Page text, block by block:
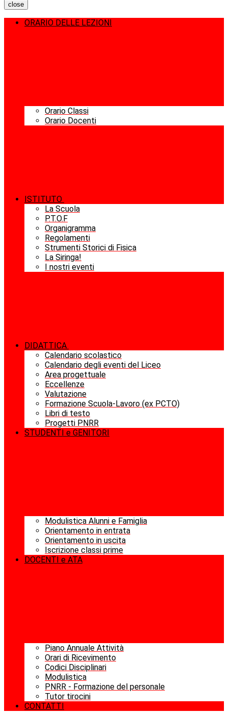
close
ORARIO DELLE LEZIONI
Orario Classi
Orario Docenti
ISTITUTO
La Scuola
P.T.O.F
Organigramma
Regolamenti
Strumenti Storici di Fisica
La Siringa!
I nostri eventi
DIDATTICA
Calendario scolastico
Calendario degli eventi del Liceo
Area progettuale
Eccellenze
Valutazione
Formazione Scuola-Lavoro (ex PCTO)
Libri di testo
Progetti PNRR
STUDENTI e GENITORI
Modulistica Alunni e Famiglia
Orientamento in entrata
Orientamento in uscita
Iscrizione classi prime
DOCENTI e ATA
Piano Annuale Attività
Orari di Ricevimento
Codici Disciplinari
Modulistica
PNRR - Formazione del personale
Tutor tirocini
CONTATTI